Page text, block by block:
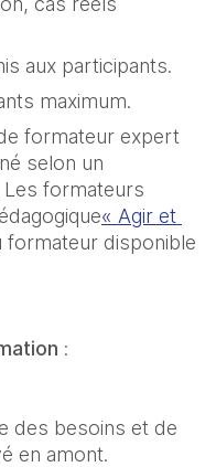
aux participants.
maximum.
formateur expert
selon un
formateurs
« Agir et
formateur disponible
:
des besoins et de
en amont.